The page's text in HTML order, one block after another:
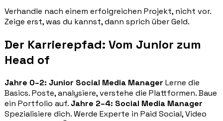
Verhandle nach einem erfolgreichen Projekt, nicht vor.
Zeige erst, was du kannst, dann sprich über Geld.
Der Karrierepfad: Vom Junior zum
Head of
Jahre 0–2: Junior Social Media Manager Lerne die
Basics. Poste, analysiere, verstehe die Plattformen. Baue
ein Portfolio auf. Jahre 2–4: Social Media Manager
Spezialisiere dich. Werde Experte in Paid Social, Video